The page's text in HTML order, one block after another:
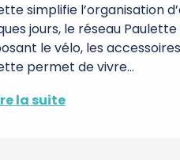
simplifie l’organisation
jours, le réseau
le vélo, les
permet de vivre...
la suite